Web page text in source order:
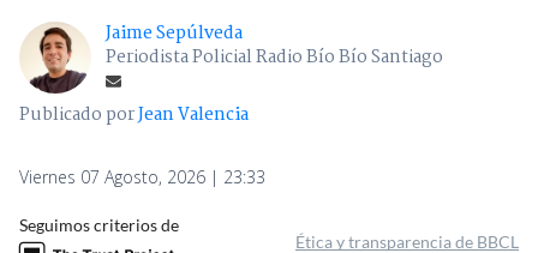
Jaime Sepúlveda
Periodista Policial Radio Bío Bío Santiago
Publicado porJean Valencia
Viernes 07 Agosto, 2026 | 23:33
Seguimos criterios de
Ética y transparencia de BBCL